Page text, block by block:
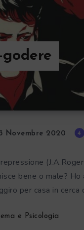
Novembre 2020 4
bene o male?
per casa in
e Psicologia